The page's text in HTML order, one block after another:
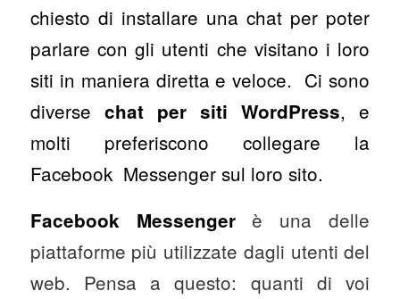
chiesto di installare una chat per poter
parlare con gli utenti che visitano i loro
siti in maniera diretta e veloce. Ci sono
diverse chat per siti WordPress, e
molti preferiscono collegare la
Facebook Messenger sul loro sito.
Facebook Messengerè una delle
piattaforme più utilizzate dagli utenti del
web. Pensa a questo: quanti di voi